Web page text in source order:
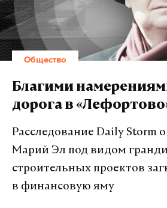
Подпишитесь на Daily
работает там, где
А еще мы есть вTelegram
Макс
Общество
Благими
дорога в
Расследование Daily Storm
Марий Эл под видом
строительных проектов
в финансовую яму